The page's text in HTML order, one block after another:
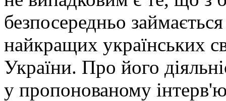
безпосередньо
найкращих українських
України. Про його
у пропонованому